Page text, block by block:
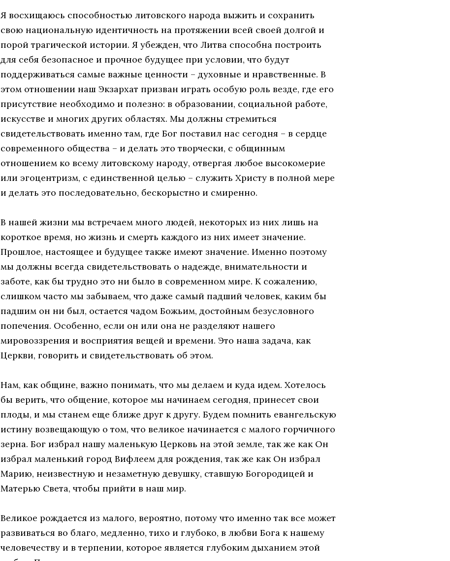
Я восхищаюсь способностью литовского народа выжить и сохранить
свою национальную идентичность на протяжении всей своей долгой и
порой трагической истории. Я убежден, что Литва способна построить
для себя безопасное и прочное будущее при условии, что будут
поддерживаться самые важные ценности – духовные и нравственные. В
этом отношении наш Экзархат призван играть особую роль везде, где его
присутствие необходимо и полезно: в образовании, социальной работе,
искусстве и многих других областях. Мы должны стремиться
свидетельствовать именно там, где Бог поставил нас сегодня – в сердце
современного общества – и делать это творчески, с общинным
отношением ко всему литовскому народу, отвергая любое высокомерие
или эгоцентризм, с единственной целью – служить Христу в полной мере
и делать это последовательно, бескорыстно и смиренно.
В нашей жизни мы встречаем много людей, некоторых из них лишь на
короткое время, но жизнь и смерть каждого из них имеет значение.
Прошлое, настоящее и будущее также имеют значение. Именно поэтому
мы должны всегда свидетельствовать о надежде, внимательности и
заботе, как бы трудно это ни было в современном мире. К сожалению,
слишком часто мы забываем, что даже самый падший человек, каким бы
падшим он ни был, остается чадом Божьим, достойным безусловного
попечения. Особенно, если он или она не разделяют нашего
мировоззрения и восприятия вещей и времени. Это наша задача, как
Церкви, говорить и свидетельствовать об этом.
Нам, как общине, важно понимать, что мы делаем и куда идем. Хотелось
бы верить, что общение, которое мы начинаем сегодня, принесет свои
плоды, и мы станем еще ближе друг к другу. Будем помнить евангельскую
истину возвещающую о том, что великое начинается с малого горчичного
зерна. Бог избрал нашу маленькую Церковь на этой земле, так же как Он
избрал маленький город Вифлеем для рождения, так же как Он избрал
Марию, неизвестную и незаметную девушку, ставшую Богородицей и
Матерью Света, чтобы прийти в наш мир.
Великое рождается из малого, вероятно, потому что именно так все может
развиваться во благо, медленно, тихо и глубоко, в любви Бога к нашему
человечеству и в терпении, которое является глубоким дыханием этой